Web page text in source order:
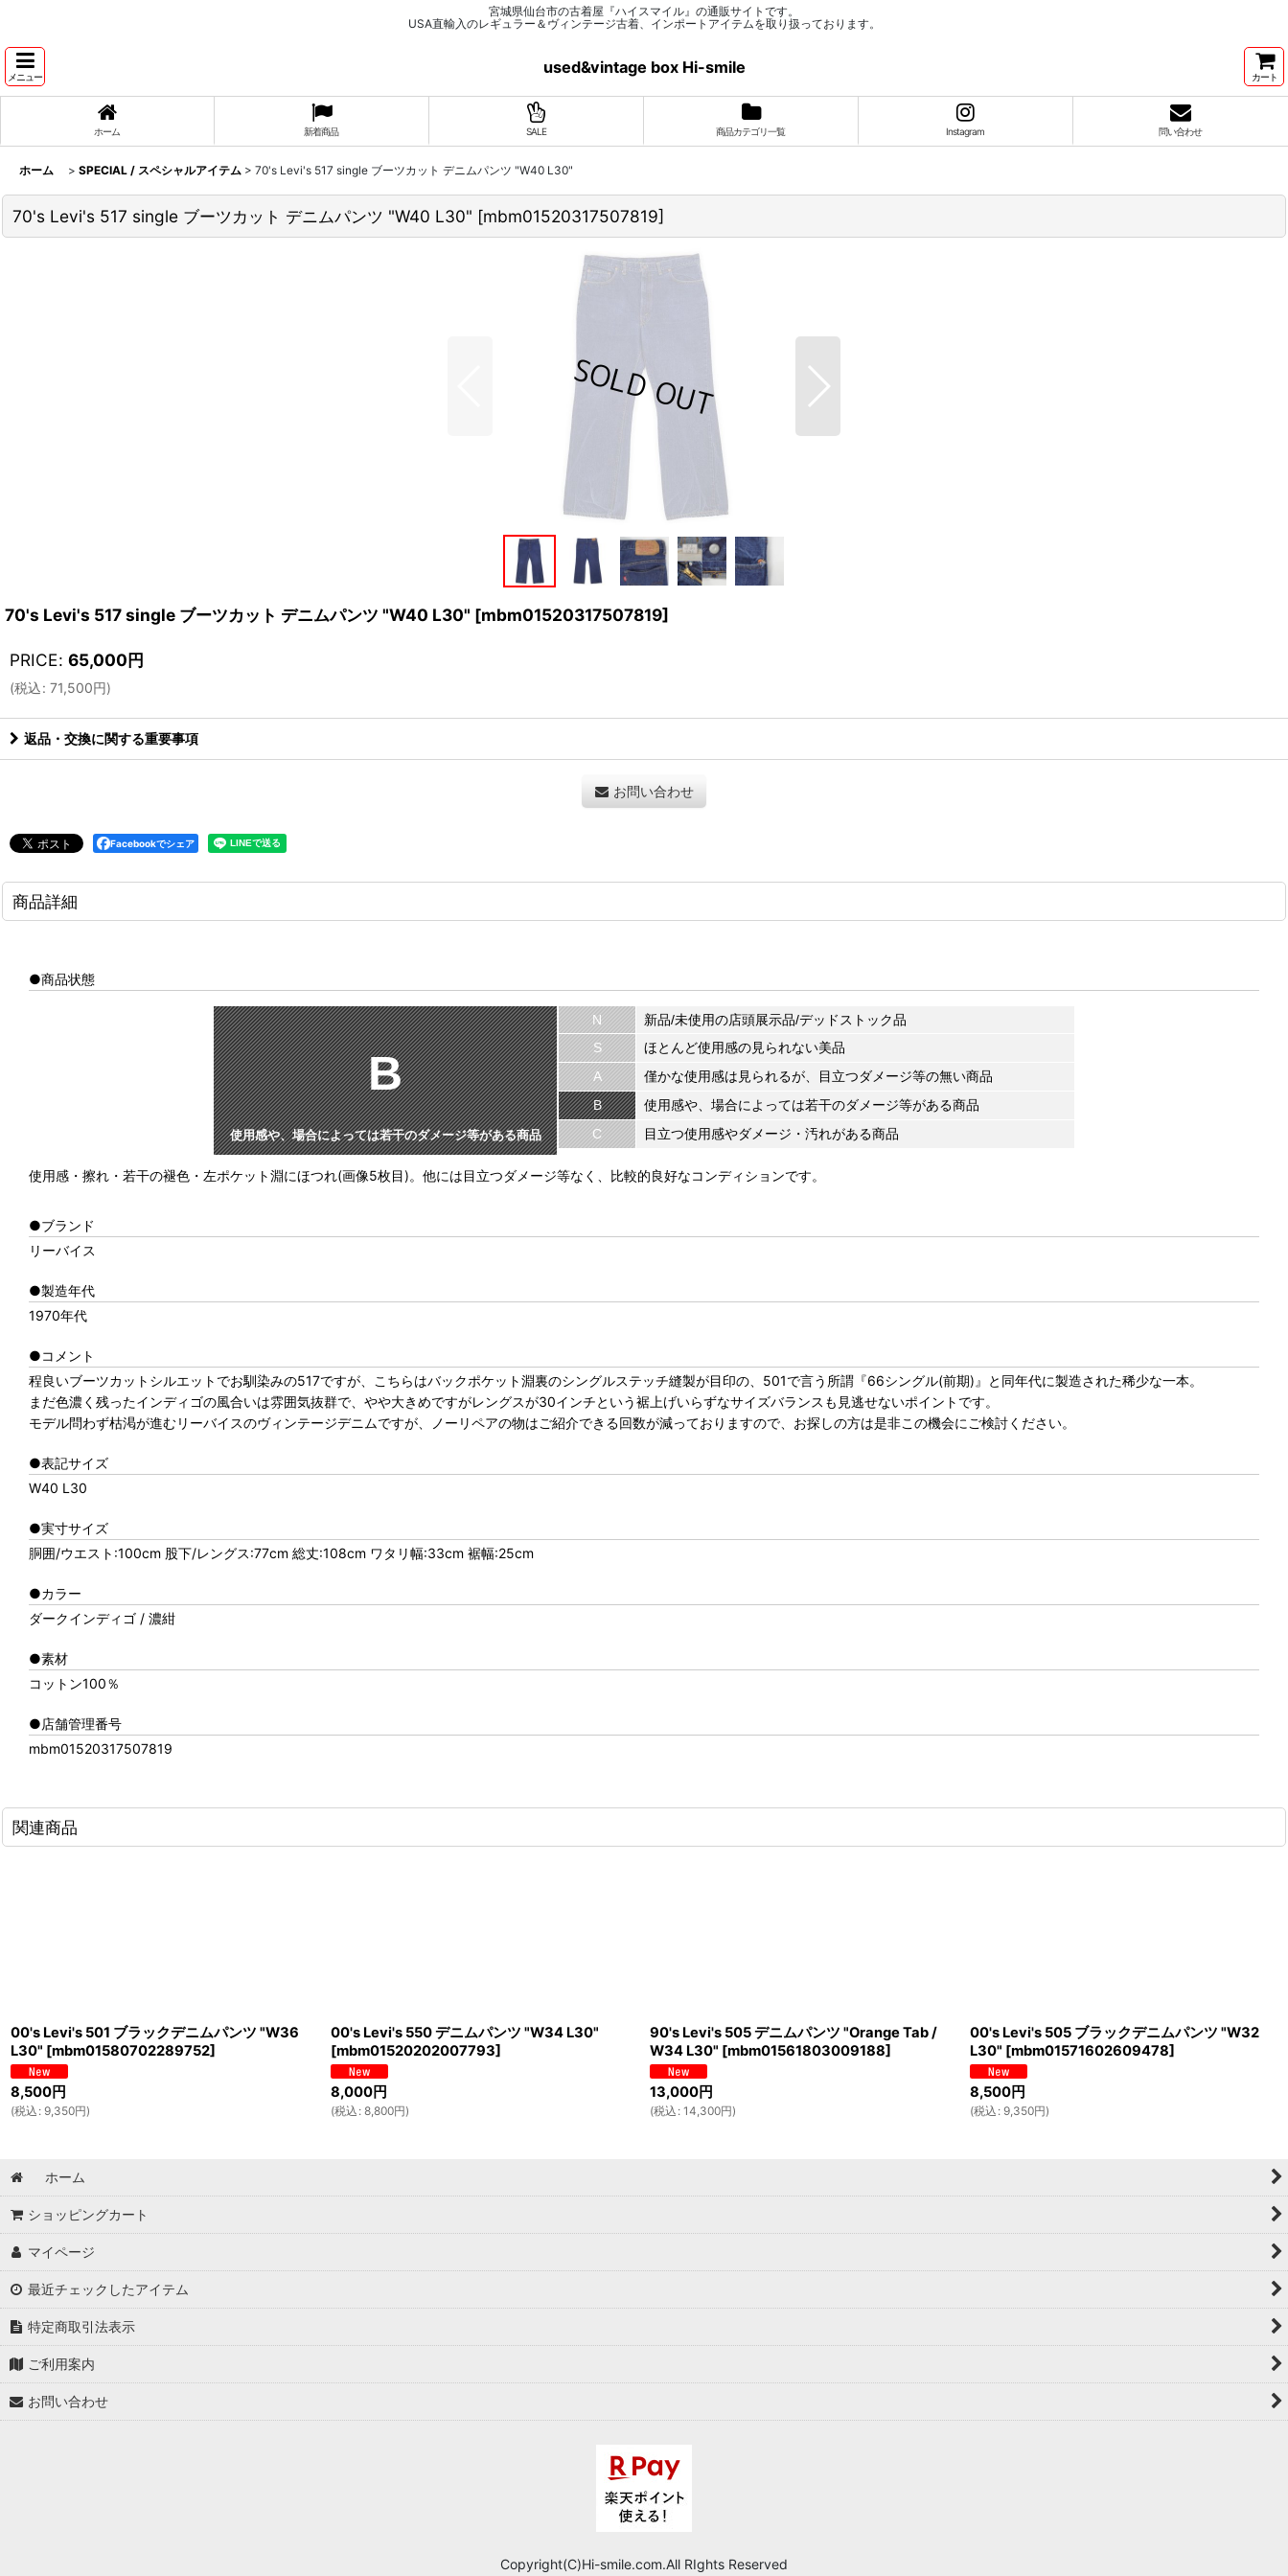
宮城県仙台市の古着屋『ハイスマイル』の通販サイトです。
USA直輸入のレギュラー＆ヴィンテージ古着、インポートアイテムを取り扱っております。
メニュー
used&vintage box Hi-smile
カート
ホーム 新着商品 SALE 商品カテゴリ一覧 Instagram 問い合わせ
ホーム > SPECIAL / スペシャルアイテム > 70's Levi's 517 single ブーツカット デニムパンツ "W40 L30"
70's Levi's 517 single ブーツカット デニムパンツ "W40 L30" [mbm01520317507819]
70's Levi's 517 single ブーツカット デニムパンツ "W40 L30" [mbm01520317507819]
PRICE: 65,000円
(税込: 71,500円)
返品・交換に関する重要事項
お問い合わせ
Facebookでシェア
商品詳細
●商品状態
B
使用感や、場合によっては若干のダメージ等がある商品
N
新品/未使用の店頭展示品/デッドストック品
S
ほとんど使用感の見られない美品
A
僅かな使用感は見られるが、目立つダメージ等の無い商品
B
使用感や、場合によっては若干のダメージ等がある商品
C
目立つ使用感やダメージ・汚れがある商品
使用感・擦れ・若干の褪色・左ポケット淵にほつれ(画像5枚目)。他には目立つダメージ等なく、比較的良好なコンディションです。
●ブランド
リーバイス
●製造年代
1970年代
●コメント
程良いブーツカットシルエットでお馴染みの517ですが、こちらはバックポケット淵裏のシングルステッチ縫製が目印の、501で言う所謂『66シングル(前期)』と同年代に製造された稀少な一本。
まだ色濃く残ったインディゴの風合いは雰囲気抜群で、やや大きめですがレングスが30インチという裾上げいらずなサイズバランスも見逃せないポイントです。
モデル問わず枯渇が進むリーバイスのヴィンテージデニムですが、ノーリペアの物はご紹介できる回数が減っておりますので、お探しの方は是非この機会にご検討ください。
●表記サイズ
W40 L30
●実寸サイズ
胴囲/ウエスト:100cm 股下/レングス:77cm 総丈:108cm ワタリ幅:33cm 裾幅:25cm
●カラー
ダークインディゴ / 濃紺
●素材
コットン100％
●店舗管理番号
mbm01520317507819
関連商品
00's Levi's 501 ブラックデニムパンツ "W36
L30" [mbm01580702289752]
8,500円
(税込 : 9,350円)
00's Levi's 550 デニムパンツ "W34 L30"
[mbm01520202007793]
8,000円
(税込 : 8,800円)
90's Levi's 505 デニムパンツ "Orange Tab /
W34 L30" [mbm01561803009188]
13,000円
(税込 : 14,300円)
00's Levi's 505 ブラックデニムパンツ "W32
L30" [mbm01571602609478]
8,500円
(税込 : 9,350円)
ホーム
ショッピングカート
マイページ
最近チェックしたアイテム
特定商取引法表示
ご利用案内
お問い合わせ
Copyright(C)Hi-smile.com.All RIghts Reserved